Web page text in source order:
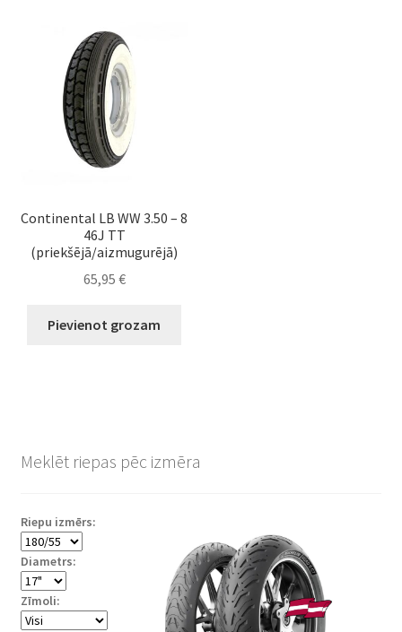
Continental LB WW 3.50 – 8
46J TT
(priekšējā/aizmugurējā)
65,95 €
Pievienot grozam
Meklēt riepas pēc izmēra
Riepu izmērs:
Diametrs:
Zīmoli: